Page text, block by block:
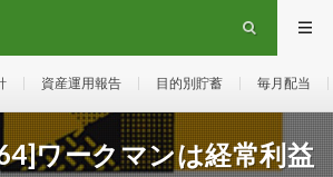
資産運用報告 目的別貯蓄 毎月配当
ワークマンは経常利益